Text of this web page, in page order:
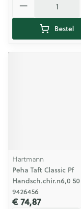
Bestel
Hartmann
Peha Taft Classic Pf
Handsch.chir.n6,0 50
9426456
€ 74,87